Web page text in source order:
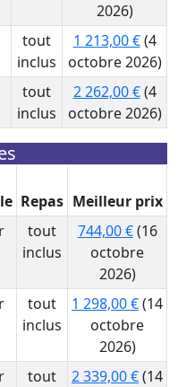
2026)
tout
inclus
1 213,00 €(4
octobre 2026)
tout
inclus
2 262,00 €(4
octobre 2026)
Repas Meilleur prix
tout
inclus
744,00 €(16
octobre
2026)
tout
inclus
1 298,00 €(14
octobre
2026)
tout
2 339,00 €(14